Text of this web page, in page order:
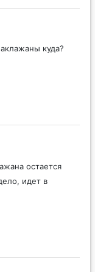
куда?
остается
идет в